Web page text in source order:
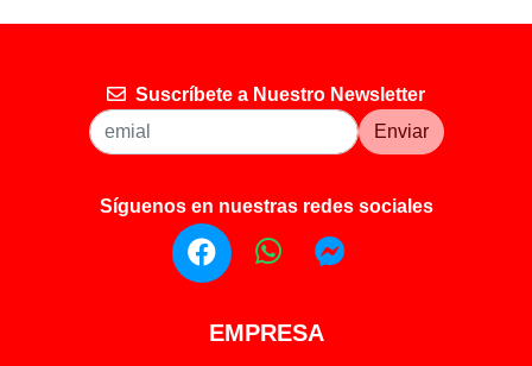
Suscríbete a Nuestro Newsletter
Enviar
Síguenos en nuestras redes sociales
EMPRESA